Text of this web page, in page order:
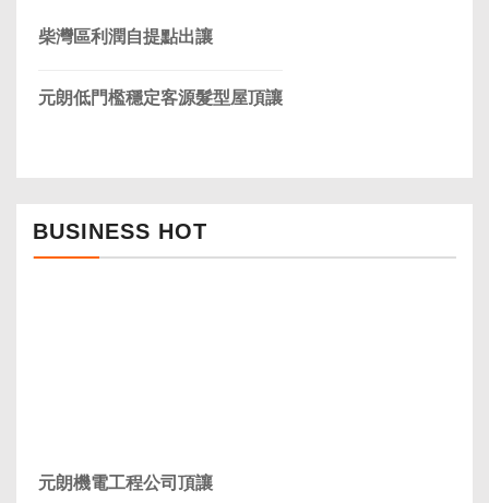
柴灣區利潤自提點出讓
元朗低門檻穩定客源髮型屋頂讓
BUSINESS HOT
元朗機電工程公司頂讓